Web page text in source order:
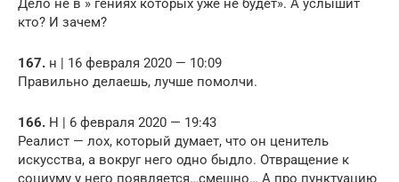
Дело не в » гениях которых уже не будет». А услышит
кто? И зачем?
167. н | 16 февраля 2020 — 10:09
Правильно делаешь, лучше помолчи.
166. H | 6 февраля 2020 — 19:43
Реалист — лох, который думает, что он ценитель
искусства, а вокруг него одно быдло. Отвращение к
социуму у него появляется…смешно… А про пунктуацию